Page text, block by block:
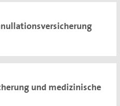
und medizinische